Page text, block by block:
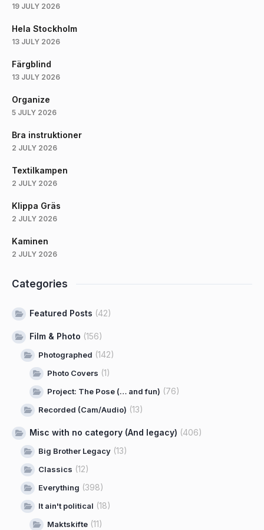
19 JULY 2026
Hela Stockholm
13 JULY 2026
Färgblind
13 JULY 2026
Organize
5 JULY 2026
Bra instruktioner
2 JULY 2026
Textilkampen
2 JULY 2026
Klippa Gräs
2 JULY 2026
Kaminen
2 JULY 2026
Categories
Featured Posts (42)
Film & Photo (156)
Photographed (142)
Photo Covers (1)
Project: The Pose (… and fun) (76)
Recorded (Cam/Audio) (13)
Misc with no category (And legacy) (406)
Big Brother Legacy (13)
Classics (12)
Everything (398)
It ain't political (18)
Maktskifte (11)